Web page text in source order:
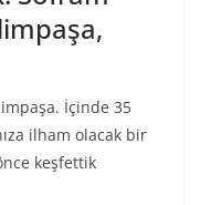
İçinde 35
ilham olacak bir
keşfettik